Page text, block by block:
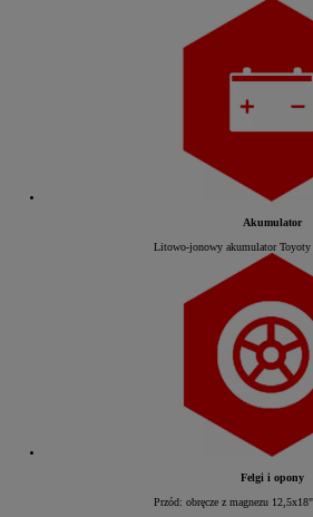
Akumulator
Litowo-jonowy akumulator
Felgi i opony
Przód: obręcze z magnezu